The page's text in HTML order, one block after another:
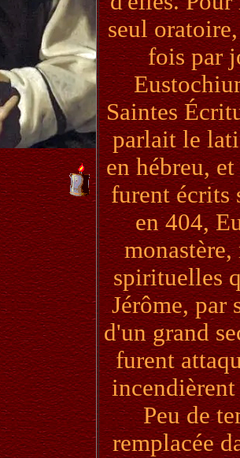
seul
fois par
Saintes
parlait le
en hébreu,
furent écrits
en 404,
spirituelles
Jérôme, par
d'un grand
furent
Peu de
remplacée